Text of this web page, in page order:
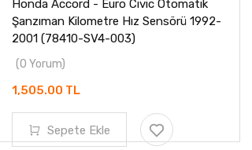
Honda Accord - Euro Civic Otomatik
Şanzıman Kilometre Hız Sensörü 1992-
2001 (78410-SV4-003)
(0 Yorum)
1,505.00 TL
Sepete Ekle